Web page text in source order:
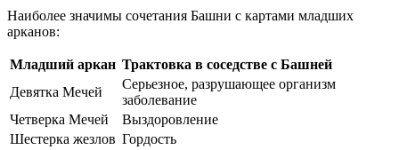
Наиболее значимы сочетания Башни с картами младших
арканов:
Младший аркан Трактовка в соседстве с Башней
Девятка Мечей
Серьезное, разрушающее организм
заболевание
Четверка Мечей
Выздоровление
Шестерка жезлов Гордость